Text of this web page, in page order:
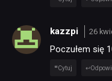
kazzpi 26
Poczułem się
Cytuj